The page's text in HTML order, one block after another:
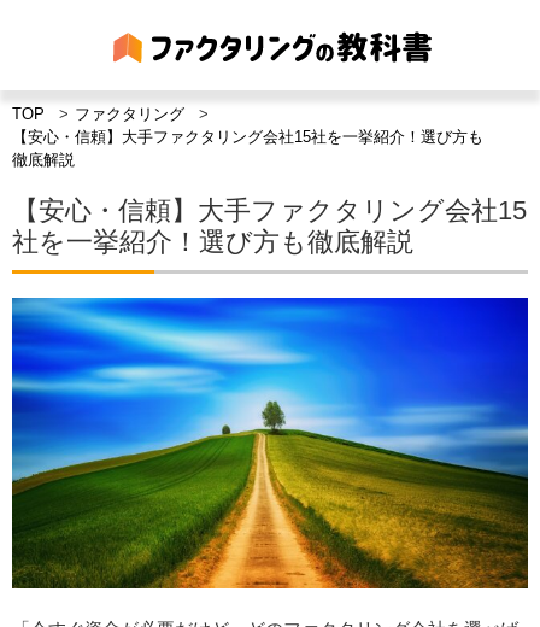
TOP
ファクタリング
【安心・信頼】大手ファクタリング会社15社を一挙紹介！選び方も
徹底解説
【安心・信頼】大手ファクタリング会社15
社を一挙紹介！選び方も徹底解説